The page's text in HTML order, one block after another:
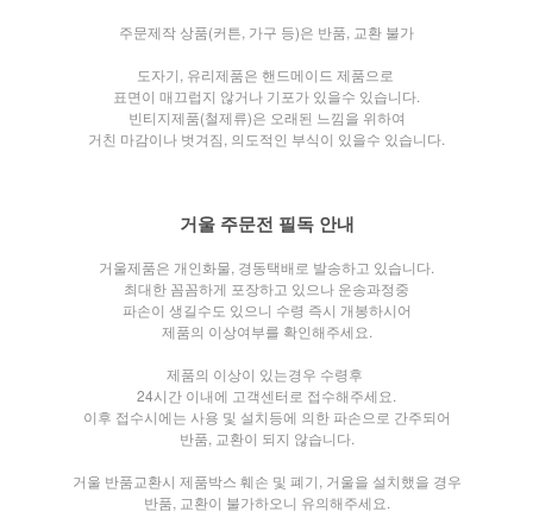
주문제작 상품(커튼, 가구 등)은 반품, 교환 불가
도자기, 유리제품은 핸드메이드 제품으로
표면이 매끄럽지 않거나 기포가 있을수 있습니다.
빈티지제품(철제류)은 오래된 느낌을 위하여
거친 마감이나 벗겨짐, 의도적인 부식이 있을수 있습니다.
거울 주문전 필독 안내
거울제품은 개인화물, 경동택배로 발송하고 있습니다.
최대한 꼼꼼하게 포장하고 있으나 운송과정중
파손이 생길수도 있으니 수령 즉시 개봉하시어
제품의 이상여부를 확인해주세요.
제품의 이상이 있는경우 수령후
24시간 이내에 고객센터로 접수해주세요.
이후 접수시에는 사용 및 설치등에 의한 파손으로 간주되어
반품, 교환이 되지 않습니다.
거울 반품교환시 제품박스 훼손 및 폐기, 거울을 설치했을 경우
반품, 교환이 불가하오니 유의해주세요.